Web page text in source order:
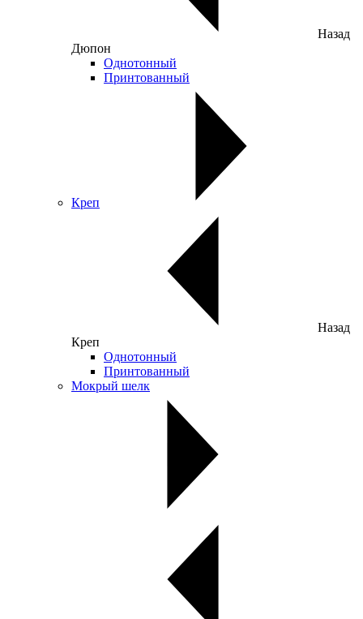
Назад
Дюпон
Однотонный
Принтованный
Креп
Назад
Креп
Однотонный
Принтованный
Мокрый шелк